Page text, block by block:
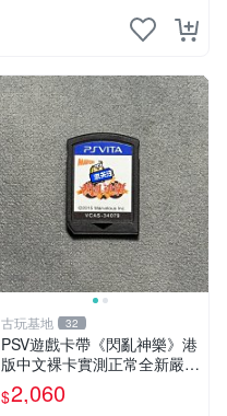
古玩基地 32
PSV遊戲卡帶《閃亂神樂》港
版中文裸卡實測正常全新嚴選
2張起優惠 閃亂神樂 PSV 港
版
$2,060